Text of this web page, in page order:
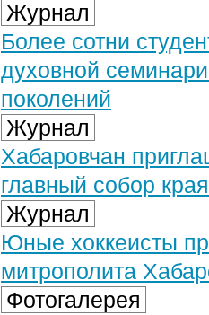
Журнал
Более сотни
духовной
поколений
Журнал
Хабаровчан
главный собор края
Журнал
Юные хоккеисты
митрополита
Фотогалерея